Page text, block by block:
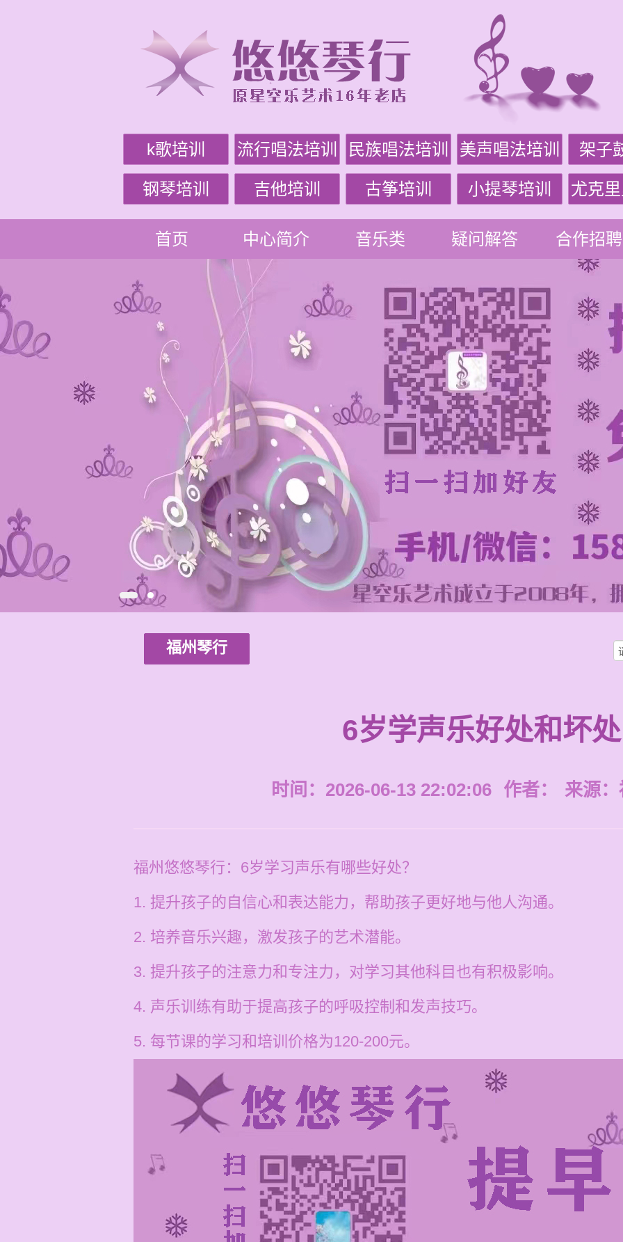
k歌培训 流行唱法培训 民族唱法培训 美声唱法培训 架子
钢琴培训 吉他培训 古筝培训 小提琴培训 尤克
首页 中心简介 音乐类 疑问解答 合作招聘
福州琴行
6岁学声乐好处和坏处
时间：2026-06-13 22:02:06 作者： 来源：
福州悠悠琴行：6岁学习声乐有哪些好处？
1. 提升孩子的自信心和表达能力，帮助孩子更好地与他人沟通。
2. 培养音乐兴趣，激发孩子的艺术潜能。
3. 提升孩子的注意力和专注力，对学习其他科目也有积极影响。
4. 声乐训练有助于提高孩子的呼吸控制和发声技巧。
5. 每节课的学习和培训价格为120-200元。